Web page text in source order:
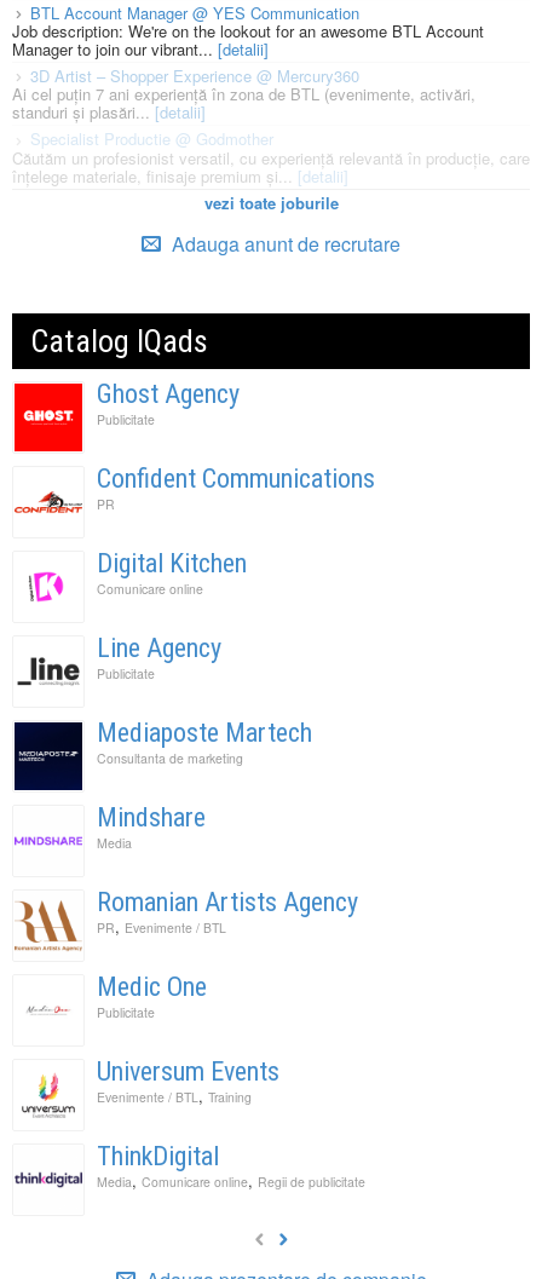
BTL Account Manager @ YES Communication
Job description: We're on the lookout for an awesome BTL Account
Manager to join our vibrant... [detalii]
3D Artist – Shopper Experience @ Mercury360
Ai cel puțin 7 ani experiență în zona de BTL (evenimente, activări,
standuri și plasări... [detalii]
Specialist Productie @ Godmother
Căutăm un profesionist versatil, cu experiență relevantă în producție, care
înțelege materiale, finisaje premium și... [detalii]
vezi toate joburile
Adauga anunt de recrutare
Catalog IQads
Ghost Agency
Publicitate
Confident Communications
PR
Digital Kitchen
Comunicare online
Line Agency
Publicitate
Mediaposte Martech
Consultanta de marketing
Mindshare
Media
Romanian Artists Agency
PR, Evenimente / BTL
Medic One
Publicitate
Universum Events
Evenimente / BTL , Training
ThinkDigital
Media, Comunicare online, Regii de publicitate